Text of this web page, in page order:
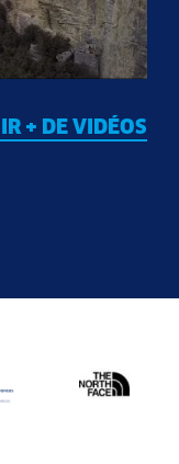
+ DE VIDÉOS